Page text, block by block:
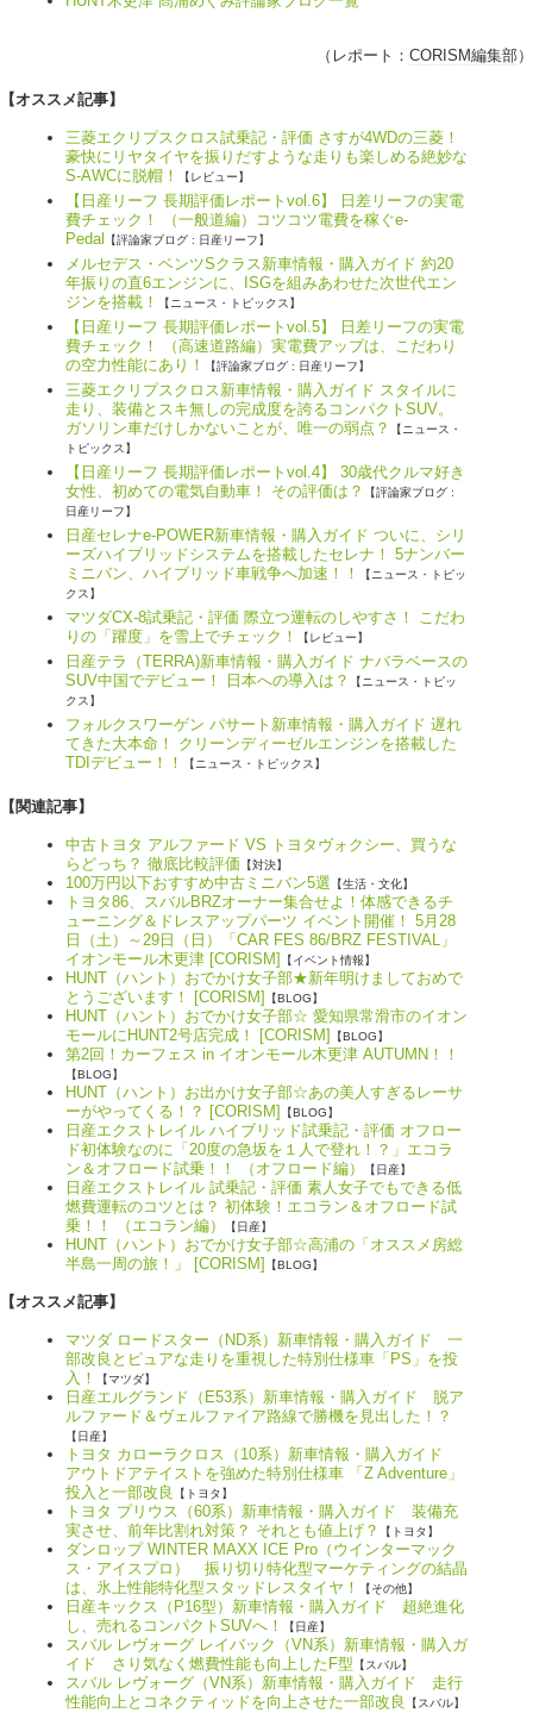
（レポート： CORISM編集部）
【オススメ記事】
三菱エクリプスクロス試乗記・評価 さすが4WDの三菱！
豪快にリヤタイヤを振りだすような走りも楽しめる絶妙な
S-AWCに脱帽！
【レビュー】
【日産リーフ 長期評価レポートvol.6】 日差リーフの実電
費チェック！ （一般道編）コツコツ電費を稼ぐe-
Pedal 【評論家ブログ : 日産リーフ】
メルセデス・ベンツSクラス新車情報・購入ガイド 約20
年振りの直6エンジンに、ISGを組みあわせた次世代エン
ジンを搭載！
【ニュース・トピックス】
【日産リーフ 長期評価レポートvol.5】 日差リーフの実電
費チェック！ （高速道路編）実電費アップは、こだわり
の空力性能にあり！
【評論家ブログ : 日産リーフ】
三菱エクリプスクロス新車情報・購入ガイド スタイルに
走り、装備とスキ無しの完成度を誇るコンパクトSUV。
ガソリン車だけしかないことが、唯一の弱点？
【ニュース・
トピックス】
【日産リーフ 長期評価レポートvol.4】 30歳代クルマ好き
女性、初めての電気自動車！ その評価は？
【評論家ブログ :
日産リーフ】
日産セレナe-POWER新車情報・購入ガイド ついに、シリ
ーズハイブリッドシステムを搭載したセレナ！ 5ナンバー
ミニバン、ハイブリッド車戦争へ加速！！
【ニュース・トピッ
クス】
マツダCX-8試乗記・評価 際立つ運転のしやすさ！ こだわ
りの「躍度」を雪上でチェック！
【レビュー】
日産テラ（TERRA)新車情報・購入ガイド ナバラベースの
SUV中国でデビュー！ 日本への導入は？
【ニュース・トピッ
クス】
フォルクスワーゲン パサート新車情報・購入ガイド 遅れ
てきた大本命！ クリーンディーゼルエンジンを搭載した
TDIデビュー！！
【ニュース・トピックス】
【関連記事】
中古トヨタ アルファード VS トヨタヴォクシー、買うな
らどっち？ 徹底比較評価 【対決】
100万円以下おすすめ中古ミニバン5選 【生活・文化】
トヨタ86、スバルBRZオーナー集合せよ！体感できるチ
ューニング＆ドレスアップパーツ イベント開催！ 5月28
日（土）～29日（日）「CAR FES 86/BRZ FESTIVAL」
イオンモール木更津 [CORISM] 【イベント情報】
HUNT（ハント）おでかけ女子部★新年明けましておめで
とうございます！ [CORISM] 【BLOG】
HUNT（ハント）おでかけ女子部☆ 愛知県常滑市のイオン
モールにHUNT2号店完成！ [CORISM] 【BLOG】
第2回！カーフェス in イオンモール木更津 AUTUMN！！
【BLOG】
HUNT（ハント）お出かけ女子部☆あの美人すぎるレーサ
ーがやってくる！？ [CORISM] 【BLOG】
日産エクストレイル ハイブリッド試乗記・評価 オフロー
ド初体験なのに「20度の急坂を１人で登れ！？」エコラ
ン＆オフロード試乗！！ （オフロード編）
【日産】
日産エクストレイル 試乗記・評価 素人女子でもできる低
燃費運転のコツとは？ 初体験！エコラン＆オフロード試
乗！！ （エコラン編）
【日産】
HUNT（ハント）おでかけ女子部☆高浦の「オススメ房総
半島一周の旅！」 [CORISM] 【BLOG】
【オススメ記事】
マツダ ロードスター（ND系）新車情報・購入ガイド 一
部改良とピュアな走りを重視した特別仕様車「PS」を投
入！
【マツダ】
日産エルグランド（E53系）新車情報・購入ガイド 脱ア
ルファード＆ヴェルファイア路線で勝機を見出した！？
【日産】
トヨタ カローラクロス（10系）新車情報・購入ガイド
アウトドアテイストを強めた特別仕様車 「Z Adventure」
投入と一部改良
【トヨタ】
トヨタ プリウス（60系）新車情報・購入ガイド 装備充
実させ、前年比割れ対策？ それとも値上げ？
【トヨタ】
ダンロップ WINTER MAXX ICE Pro（ウインターマック
ス・アイスプロ） 振り切り特化型マーケティングの結晶
は、氷上性能特化型スタッドレスタイヤ！
【その他】
日産キックス（P16型）新車情報・購入ガイド 超絶進化
し、売れるコンパクトSUVへ！
【日産】
スバル レヴォーグ レイバック（VN系）新車情報・購入ガ
イド さり気なく燃費性能も向上したF型 【スバル】
スバル レヴォーグ（VN系）新車情報・購入ガイド 走行
性能向上とコネクティッドを向上させた一部改良
【スバル】